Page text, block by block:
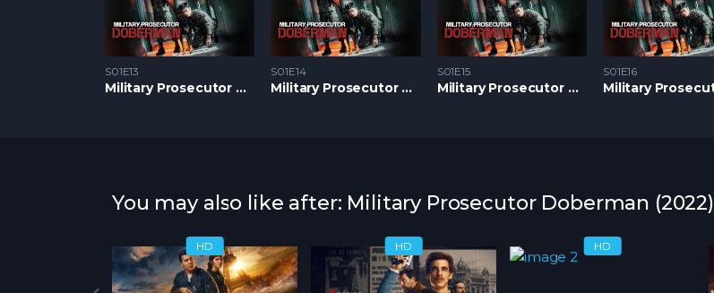
S01E13
Military Prosecutor Doberman S1 – Epizoda 13
S01E14
Military Prosecutor Doberman S1 – Epizoda 14
S01E15
Military Prosecutor Doberman S1 – Epizoda 15
S01E16
You may also like after: Military Prosecutor Doberman (2022)
HD HD HD